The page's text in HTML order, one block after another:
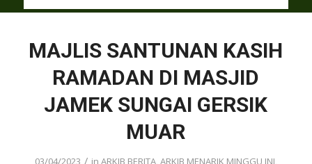
MAJLIS SANTUNAN KASIH
RAMADAN DI MASJID
JAMEK SUNGAI GERSIK
MUAR
03/04/2023 / in ARKIB BERITA,ARKIB MENARIK MINGGU INI,